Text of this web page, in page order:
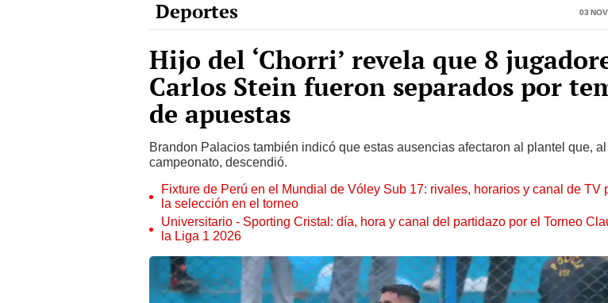
Deportes 03
Hijo del ‘Chorri’ revela que 8
Carlos Stein fueron separados por
de apuestas
Brandon Palacios también indicó que estas ausencias afectaron al plantel que,
campeonato, descendió.
Fixture de Perú en el Mundial de Vóley Sub 17: rivales, horarios y canal de TV
la selección en el torneo
Universitario - Sporting Cristal: día, hora y canal del partidazo por el Torneo
la Liga 1 2026